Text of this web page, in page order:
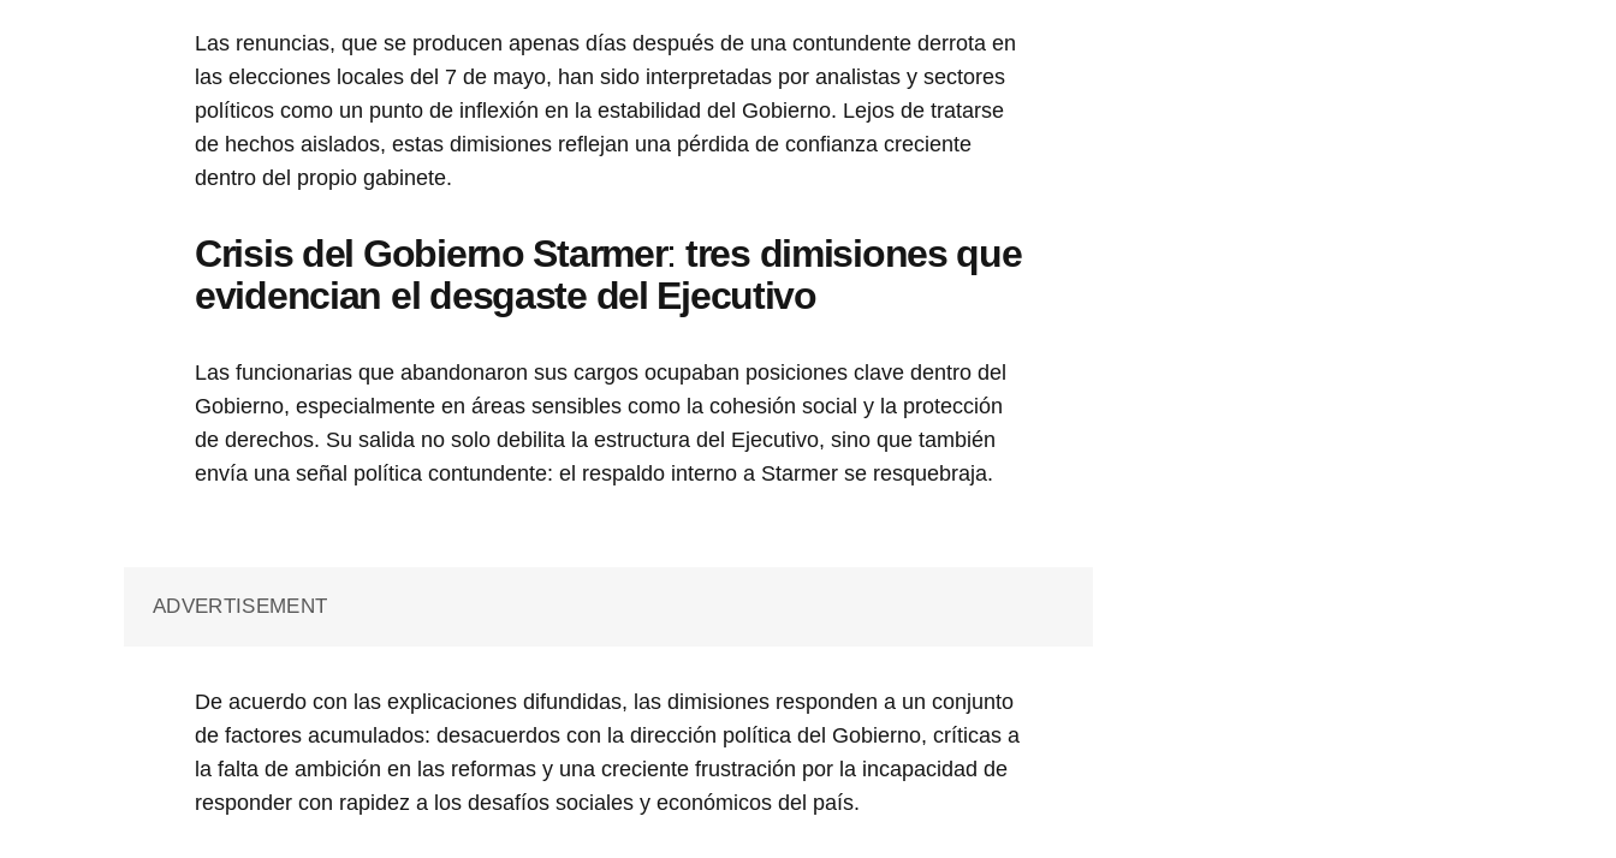
Las renuncias, que se producen apenas días después de una contundente derrota en
las elecciones locales del 7 de mayo, han sido interpretadas por analistas y sectores
políticos como un punto de inflexión en la estabilidad del Gobierno. Lejos de tratarse
de hechos aislados, estas dimisiones reflejan una pérdida de confianza creciente
dentro del propio gabinete.
Crisis del Gobierno Starmer: tres dimisiones que
evidencian el desgaste del Ejecutivo
Las funcionarias que abandonaron sus cargos ocupaban posiciones clave dentro del
Gobierno, especialmente en áreas sensibles como la cohesión social y la protección
de derechos. Su salida no solo debilita la estructura del Ejecutivo, sino que también
envía una señal política contundente: el respaldo interno a Starmer se resquebraja.
ADVERTISEMENT
De acuerdo con las explicaciones difundidas, las dimisiones responden a un conjunto
de factores acumulados: desacuerdos con la dirección política del Gobierno, críticas a
la falta de ambición en las reformas y una creciente frustración por la incapacidad de
responder con rapidez a los desafíos sociales y económicos del país.